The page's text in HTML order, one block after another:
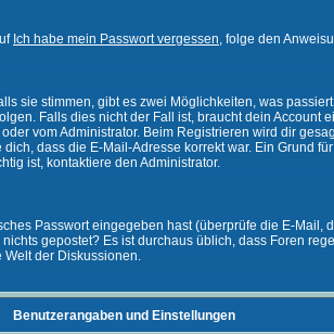
Ich habe mein Passwort vergessen, folge den
sie stimmen, gibt es zwei Möglichkeiten, was
Falls dies nicht der Fall ist, braucht dein Account
vom Administrator. Beim Registrieren wird dir
dass die E-Mail-Adresse korrekt war. Ein Grund
ist, kontaktiere den Administrator.
Passwort eingegeben hast (überprüfe die E-Mail,
gepostet? Es ist durchaus üblich, dass Foren
Welt der Diskussionen.
Benutzerangaben und Einstellungen